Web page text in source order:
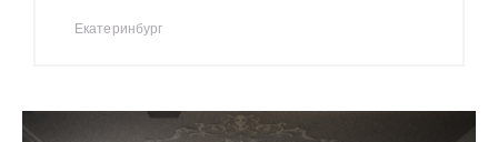
Екатеринбург